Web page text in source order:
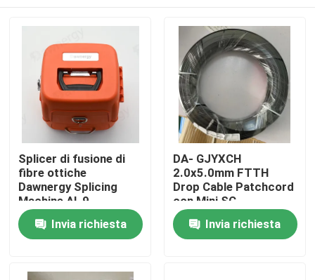
Casa
Splicer di fusione di
fibre ottiche
Dawnergy Splicing
Machine AI-9
Invia richiesta
DA- GJYXCH
2.0x5.0mm FTTH
Drop Cable Patchcord
con Mini SC
connettore
impermeabile e
connettore a tubo
Invia richiesta